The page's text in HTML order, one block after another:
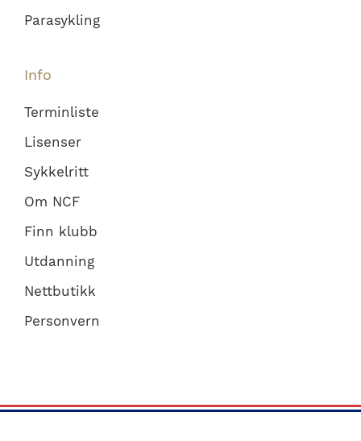
Parasykling
Info
Terminliste
Lisenser
Sykkelritt
Om NCF
Finn klubb
Utdanning
Nettbutikk
Personvern